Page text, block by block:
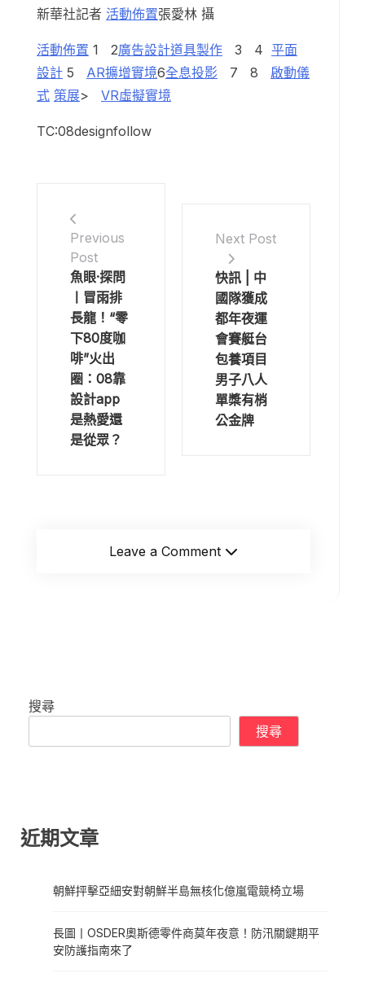
新華社記者 活動佈置張愛林 攝
活動佈置 1 2廣告設計道具製作 3 4 平面
設計 5 AR擴增實境6全息投影 7 8 啟動儀
式 策展> VR虛擬實境
TC:08designfollow
Previous
Post
魚眼·探問
丨冒雨排
長龍！“零
下80度咖
啡”火出
圈：08靠
設計app
是熱愛還
是從眾？
Next Post
快訊 | 中
國隊獲成
都年夜運
會賽艇台
包養項目
男子八人
單槳有梢
公金牌
Leave a Comment
搜尋
搜尋
近期文章
朝鮮抨擊亞細安對朝鮮半島無核化億嵐電競椅立場
長圖丨OSDER奧斯德零件商莫年夜意！防汛關鍵期平
安防護指南來了